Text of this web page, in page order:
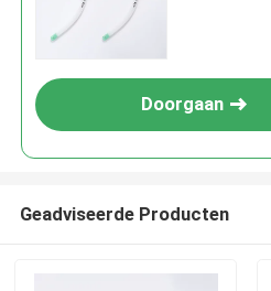
Doorgaan
Geadviseerde Producten